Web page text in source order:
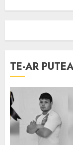
TE-AR